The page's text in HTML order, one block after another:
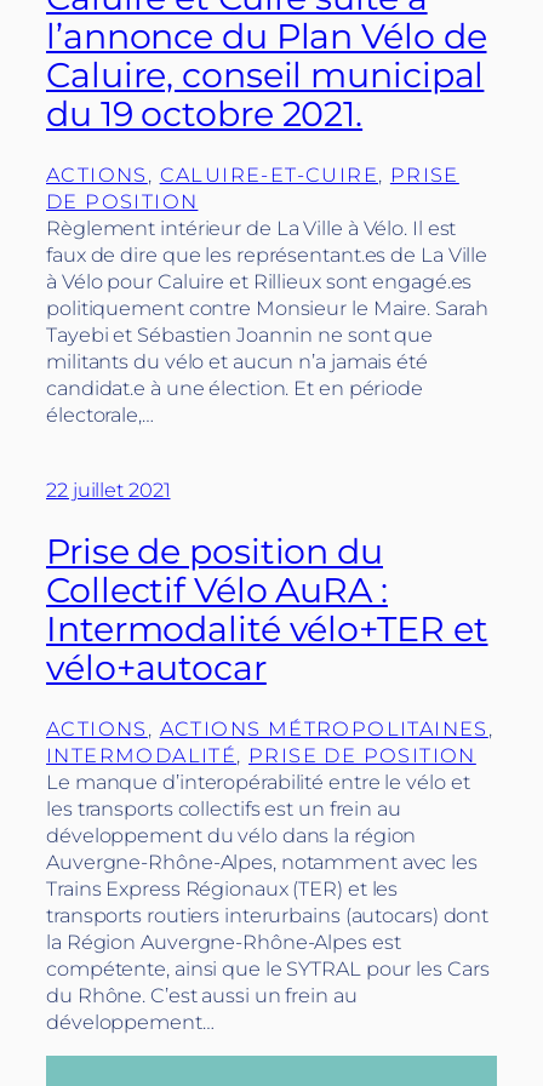
l’annonce du Plan Vélo de
Caluire, conseil municipal
du 19 octobre 2021.
ACTIONS , CALUIRE-ET-CUIRE, PRISE
DE POSITION
Règlement intérieur de La Ville à Vélo. Il est
faux de dire que les représentant.es de La Ville
à Vélo pour Caluire et Rillieux sont engagé.es
politiquement contre Monsieur le Maire. Sarah
Tayebi et Sébastien Joannin ne sont que
militants du vélo et aucun n’a jamais été
candidat.e à une élection. Et en période
électorale,…
22 juillet 2021
Prise de position du
Collectif Vélo AuRA :
Intermodalité vélo+TER et
vélo+autocar
ACTIONS , ACTIONS MÉTROPOLITAINES
INTERMODALITÉ, PRISE DE POSITION
Le manque d’interopérabilité entre le vélo et
les transports collectifs est un frein au
développement du vélo dans la région
Auvergne-Rhône-Alpes, notamment avec les
Trains Express Régionaux (TER) et les
transports routiers interurbains (autocars) dont
la Région Auvergne-Rhône-Alpes est
compétente, ainsi que le SYTRAL pour les Cars
du Rhône. C’est aussi un frein au
développement…